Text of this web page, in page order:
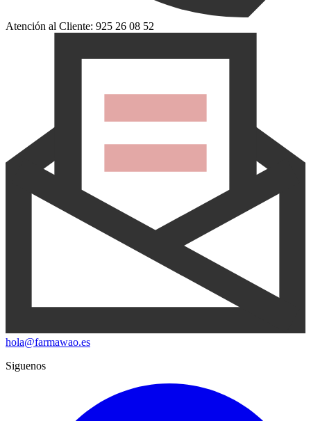
Atención al Cliente: 925 26 08 52
hola@farmawao.es
Siguenos